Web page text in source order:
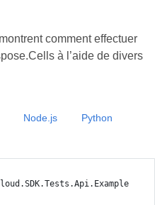
comment effectuer
à l’aide de divers
Node.js Python